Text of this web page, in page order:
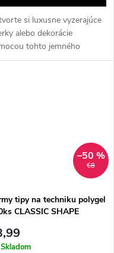
si luxusne vyzerajúce
alebo dekorácie
tohto jemného
určeného na zalievanie
€8
–50 %
tipy na techniku polygel
CLASSIC SHAPE
Skladom